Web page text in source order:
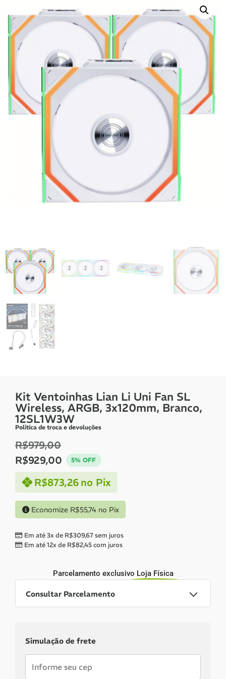
Kit Ventoinhas Lian Li Uni Fan SL
Wireless, ARGB, 3x120mm, Branco,
12SL1W3W
Politíca de troca e devoluções
R$979,00
R$929,00 5% OFF
Em até 3x de R$309,67sem juros
Em até 12x de R$82,45com juros
R$873,26 no Pix
Economize R$55,74no Pix
Parcelamento exclusivo Loja Física
Consultar Parcelamento
Pix:R$873,26 Aprovação imediata
Economize
Simulação de frete